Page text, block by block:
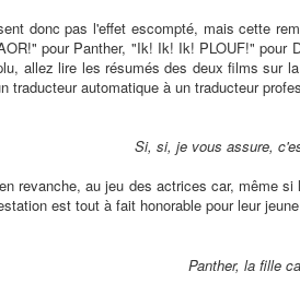
donc pas l'effet escompté, mais cette
pour Panther, "Ik! Ik! Ik! PLOUF!"
allez lire les résumés des deux films sur
traducteur automatique à un traducteur
Si, si, je vous assure,
revanche, au jeu des actrices car, même
est tout à fait honorable pour leur
Panther, la fille